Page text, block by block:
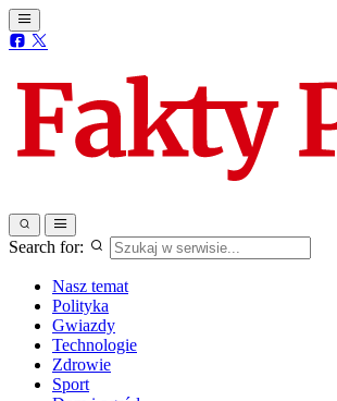
Search for:
Nasz temat
Polityka
Gwiazdy
Technologie
Zdrowie
Sport